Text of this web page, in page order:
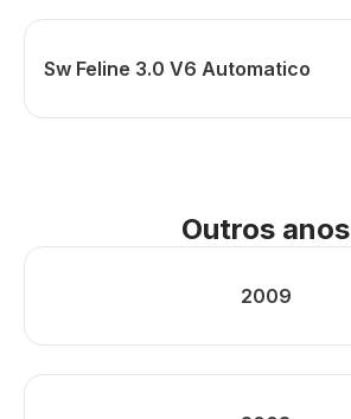
Sw Feline 3.0 V6 Automatico
Outros anos
2009